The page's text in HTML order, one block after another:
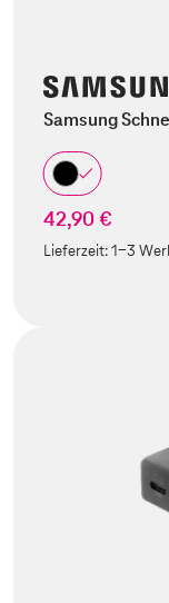
Samsung
42,90 €
Lieferzeit:1-3